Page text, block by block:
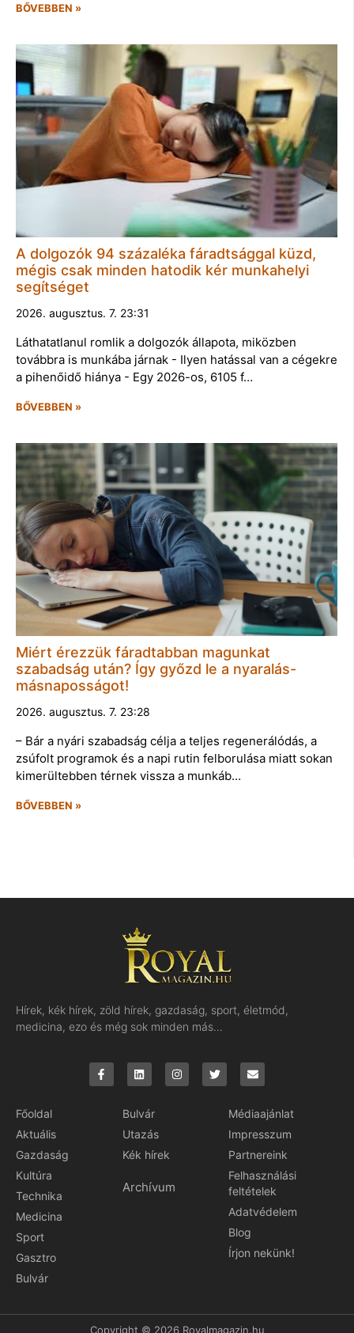
BŐVEBBEN »
A dolgozók 94 százaléka fáradtsággal küzd,
mégis csak minden hatodik kér munkahelyi
segítséget
2026. augusztus. 7. 23:31
Láthatatlanul romlik a dolgozók állapota, miközben
továbbra is munkába járnak - Ilyen hatással van a cégekre
a pihenőidő hiánya - Egy 2026-os, 6105 f…
BŐVEBBEN »
Miért érezzük fáradtabban magunkat
szabadság után? Így győzd le a nyaralás-
másnaposságot!
2026. augusztus. 7. 23:28
– Bár a nyári szabadság célja a teljes regenerálódás, a
zsúfolt programok és a napi rutin felborulása miatt sokan
kimerültebben térnek vissza a munkáb…
BŐVEBBEN »
Hírek, kék hírek, zöld hírek, gazdaság, sport, életmód,
medicina, ezo és még sok minden más…
Főoldal
Aktuális
Gazdaság
Kultúra
Technika
Medicina
Sport
Gasztro
Bulvár
Bulvár
Utazás
Kék hírek
Archívum
Médiaajánlat
Impresszum
Partnereink
Felhasználási
feltételek
Adatvédelem
Blog
Írjon nekünk!
Copyright © 2026 Royalmagazin.hu